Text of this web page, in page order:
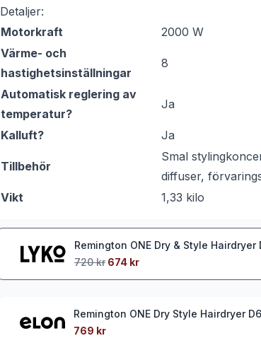
Detaljer:
Motorkraft
2000 W
Värme- och
hastighetsinställningar
8
Automatisk reglering av
temperatur?
Ja
Kalluft? Ja
Tillbehör
Smal
diffuser,
Vikt
1,33 kilo
Remington ONE Dry & Style Hairdryer
720 kr 674 kr
Remington ONE Dry Style Hairdryer
769 kr